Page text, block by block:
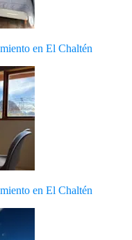
en El Chaltén
en El Chaltén